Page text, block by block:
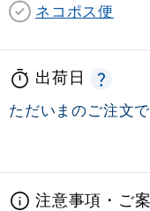
ネコポス便
出荷日
ただいまのご注文
注意事項・ご